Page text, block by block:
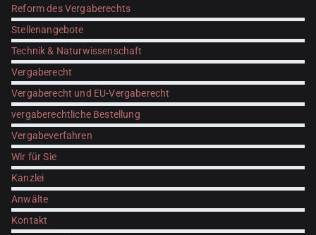
Reform des Vergaberechts
Stellenangebote
Technik & Naturwissenschaft
Vergaberecht
Vergaberecht und EU-Vergaberecht
vergaberechtliche Bestellung
Vergabeverfahren
Wir für Sie
Kanzlei
Anwälte
Kontakt